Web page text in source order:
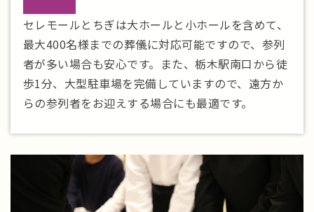
セレモールとちぎは大ホールと小ホールを含めて、
最大400名様までの葬儀に対応可能ですので、参列
者が多い場合も安心です。また、栃木駅南口から徒
歩1分、大型駐車場を完備していますので、遠方か
らの参列者をお迎えする場合にも最適です。